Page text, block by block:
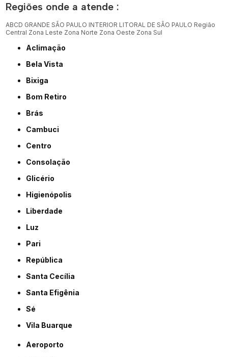
Regiões onde a atende :
ABCD GRANDE SÃO PAULO INTERIOR LITORAL DE SÃO PAULO Região
Central Zona Leste Zona Norte Zona Oeste Zona Sul
Aclimação
Bela Vista
Bixiga
Bom Retiro
Brás
Cambuci
Centro
Consolação
Glicério
Higienópolis
Liberdade
Luz
Pari
República
Santa Cecília
Santa Efigênia
Sé
Vila Buarque
Aeroporto